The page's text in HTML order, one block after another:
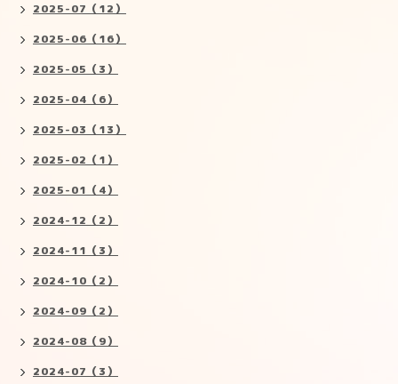
2025-07（12）
2025-06（16）
2025-05（3）
2025-04（6）
2025-03（13）
2025-02（1）
2025-01（4）
2024-12（2）
2024-11（3）
2024-10（2）
2024-09（2）
2024-08（9）
2024-07（3）